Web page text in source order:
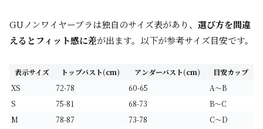
GUノンワイヤーブラは独自のサイズ表があり、 選び方を間違
えるとフィット感に差が出ます。以下が参考サイズ目安です。
表示サイズ トップバスト(cm) アンダーバスト(cm)
目安カップ
XS
72-78 60-65
A〜B
S
75-81 68-73
B〜C
M
78-87 73-78
C〜D